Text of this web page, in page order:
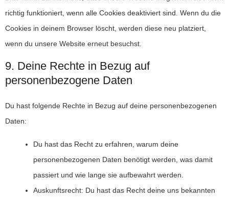
richtig funktioniert, wenn alle Cookies deaktiviert sind. Wenn du die
Cookies in deinem Browser löscht, werden diese neu platziert,
wenn du unsere Website erneut besuchst.
9. Deine Rechte in Bezug auf
personenbezogene Daten
Du hast folgende Rechte in Bezug auf deine personenbezogenen
Daten:
Du hast das Recht zu erfahren, warum deine
personenbezogenen Daten benötigt werden, was damit
passiert und wie lange sie aufbewahrt werden.
Auskunftsrecht: Du hast das Recht deine uns bekannten